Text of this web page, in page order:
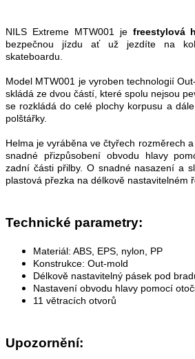
NILS Extreme MTW001 je freestylová
bezpečnou jízdu ať už jezdíte na
skateboardu.
Model MTW001 je vyroben technologií
skládá ze dvou částí, které spolu nejsou
se rozkládá do celé plochy korpusu a
polštářky.
Helma je vyráběna ve čtyřech rozměrech
snadné přizpůsobení obvodu hlavy
zadní části přilby. O snadné nasazení a
plastová přezka na délkově nastavitelném
Technické parametry:
Materiál: ABS, EPS, nylon, PP
Konstrukce: Out-mold
Délkově nastavitelný pásek pod
Nastavení obvodu hlavy pomocí
11 větracích otvorů
Upozornění: